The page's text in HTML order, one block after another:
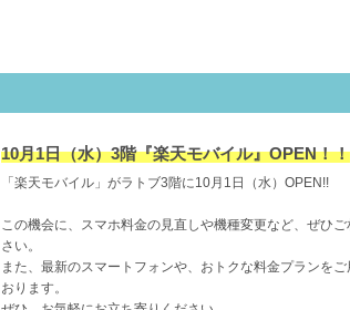
10月1日（水）3階『楽天モバイル』OPEN！！
「楽天モバイル」がラトブ3階に10月1日（水）OPEN!!
この機会に、スマホ料金の見直しや機種変更など、ぜひ
さい。
また、最新のスマートフォンや、おトクな料金プランをご
おります。